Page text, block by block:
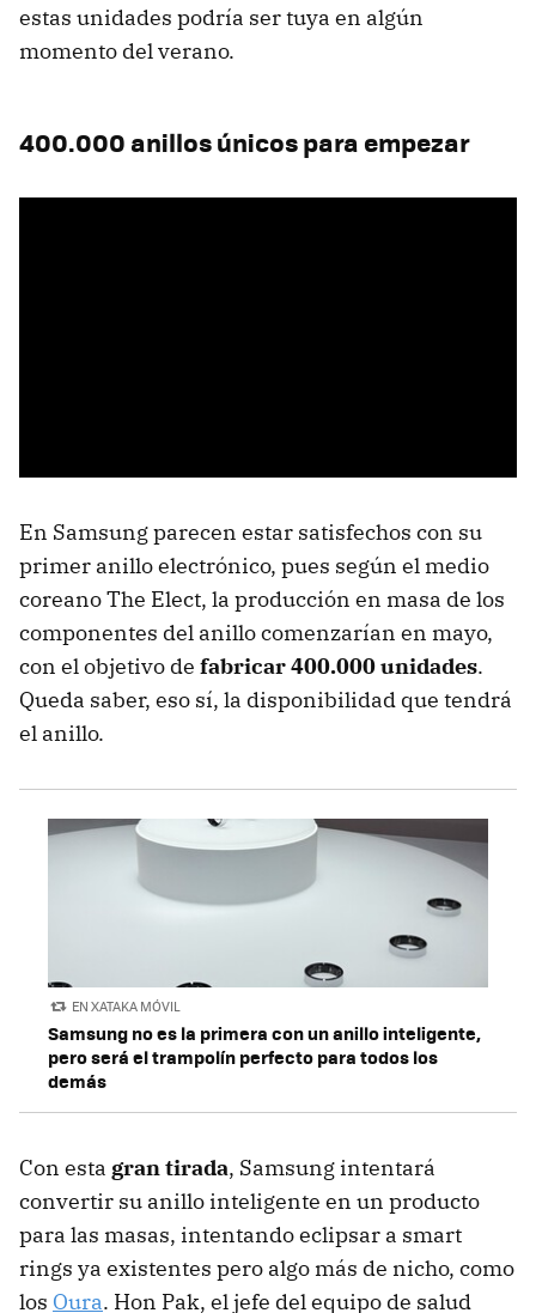
estas unidades podría ser tuya en algún
momento del verano.
400.000 anillos únicos para empezar
En Samsung parecen estar satisfechos con su
primer anillo electrónico, pues según el medio
coreano The Elect, la producción en masa de los
componentes del anillo comenzarían en mayo,
con el objetivo de fabricar 400.000 unidades.
Queda saber, eso sí, la disponibilidad que tendrá
el anillo.
EN XATAKA MÓVIL
Samsung no es la primera con un anillo inteligente,
pero será el trampolín perfecto para todos los
demás
Con esta gran tirada, Samsung intentará
convertir su anillo inteligente en un producto
para las masas, intentando eclipsar a smart
rings ya existentes pero algo más de nicho, como
los Oura. Hon Pak, el jefe del equipo de salud